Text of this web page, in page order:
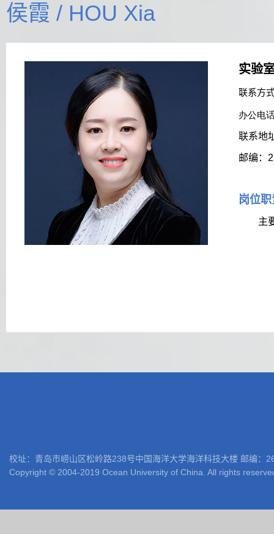
侯霞 / HOU Xia
实验
联系方
办公电
联系地
邮编：
岗位
主要
校址：青岛市崂山区松岭路238号中国海洋大学海洋科技大楼 邮编
Copyright © 2004-2019 Ocean University of China. All rights